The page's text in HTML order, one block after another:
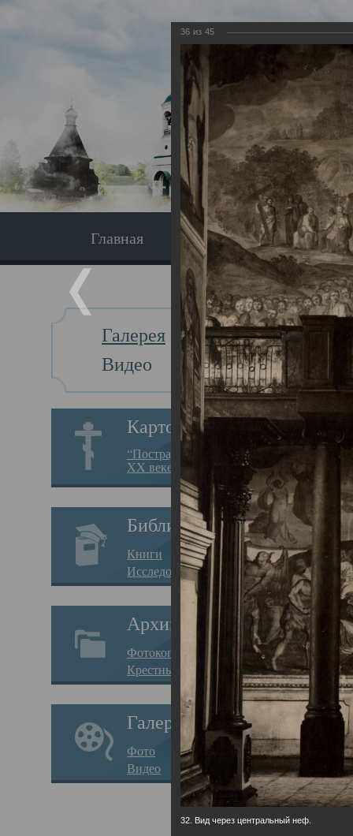
Главная Экскурсия
Галерея
Видео
Картотека
“Пострадавшие за веру в
XX веке на Севере”
Библиотека
Книги
Исследования
Архив
Фотокопии дел
Крестные ходы
Галерея
Фото
Видео
Главная
36 из 45
32. Вид через центральный неф.